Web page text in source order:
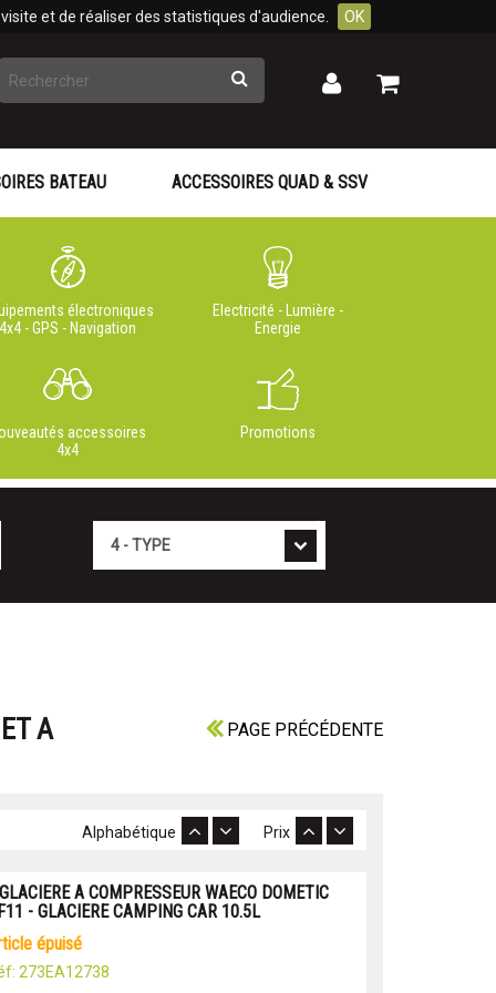
et de réaliser des statistiques d'audience. OK
Rechercher Mon
Mon
électroniques
4x4 - GPS - Navigation
Electricité - Lumière -
Energie
accessoires
4x4
Promotions
BATEAU ACCESSOIRES QUAD & SSV
PAGE PRÉCÉDENTE
A
Prix
Alphabétique
A COMPRESSEUR WAECO DOMETIC
- GLACIERE CAMPING CAR 10.5L
épuisé
273EA12738